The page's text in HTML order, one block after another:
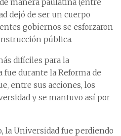
manera paulatina (entre
dejó de ser un cuerpo
gobiernos se esforzaron
pública.
difíciles para la
durante la Reforma de
entre sus acciones, los
y se mantuvo así por
la Universidad fue perdiendo